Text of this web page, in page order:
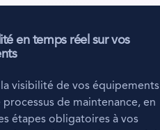
en temps réel sur vos
visibilité de vos équipements
de maintenance, en
étapes obligatoires à vos